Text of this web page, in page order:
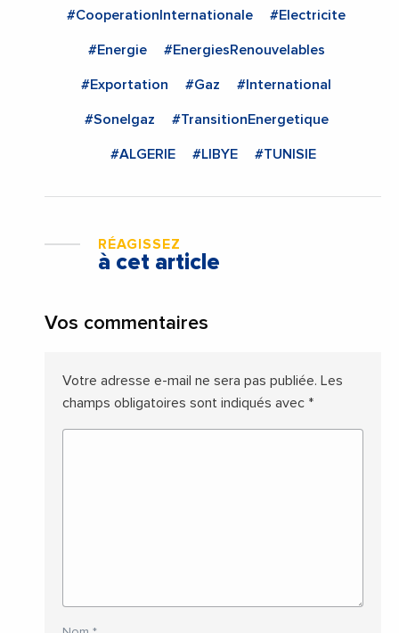
#CooperationInternationale #Electricite
#Energie #EnergiesRenouvelables
#Exportation #Gaz #International
#Sonelgaz #TransitionEnergetique
#ALGERIE #LIBYE #TUNISIE
RÉAGISSEZ
à cet article
Vos commentaires
Votre adresse e-mail ne sera pas publiée. Les
champs obligatoires sont indiqués avec *